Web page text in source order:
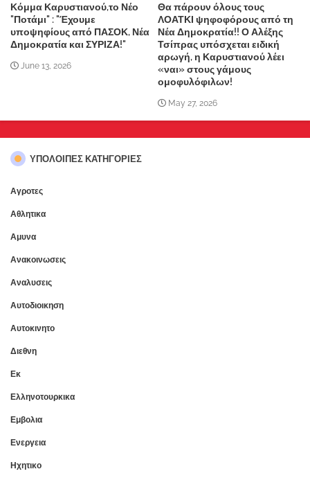
Κόμμα Καρυστιανού,το Νέο
"Ποτάμι" : "Έχουμε
υποψηφίους από ΠΑΣΟΚ, Νέα
Δημοκρατία και ΣΥΡΙΖΑ!"
June 13, 2026
Θα πάρουν όλους τους
ΛΟΑΤΚΙ ψηφοφόρους από τη
Νέα Δημοκρατία!! Ο Αλέξης
Τσίπρας υπόσχεται ειδική
αρωγή, η Καρυστιανού λέει
«ναι» στους γάμους
ομοφυλόφιλων!
May 27, 2026
ΥΠΌΛΟΙΠΕΣ ΚΑΤΗΓΟΡΊΕΣ
Αγροτες
Αθλητικα
Αμυνα
Ανακοινωσεις
Αναλυσεις
Αυτοδιοικηση
Αυτοκινητο
Διεθνη
Εκ
Ελληνοτουρκικα
Εμβολια
Ενεργεια
Ηχητικο